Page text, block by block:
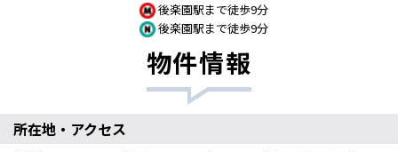
後楽園駅まで徒歩9分
後楽園駅まで徒歩9分
物件情報
所在地・アクセス